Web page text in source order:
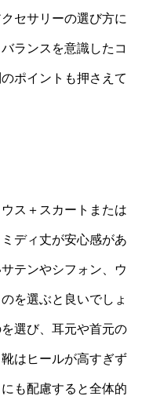
セサリーの選び方に
ランスを意識したコ
ポイントも押さえて
ス＋スカートまたは
ディ丈が安心感があ
テンやシフォン、ウ
を選ぶと良いでしょ
選び、耳元や首元の
はヒールが高すぎず
も配慮すると全体的